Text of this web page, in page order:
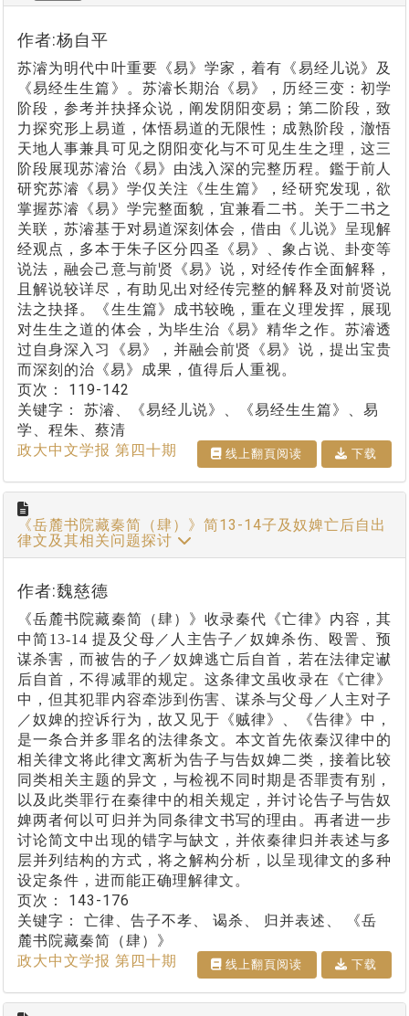
作者:杨自平
苏濬为明代中叶重要《易》学家，着有《易经儿说》及
《易经生生篇》。苏濬长期治《易》，历经三变：初学
阶段，参考并抉择众说，阐发阴阳变易；第二阶段，致
力探究形上易道，体悟易道的无限性；成熟阶段，澈悟
天地人事兼具可见之阴阳变化与不可见生生之理，这三
阶段展现苏濬治《易》由浅入深的完整历程。鑑于前人
研究苏濬《易》学仅关注《生生篇》，经研究发现，欲
掌握苏濬《易》学完整面貌，宜兼看二书。关于二书之
关联，苏濬基于对易道深刻体会，借由《儿说》呈现解
经观点，多本于朱子区分四圣《易》、象占说、卦变等
说法，融会己意与前贤《易》说，对经传作全面解释，
且解说较详尽，有助见出对经传完整的解释及对前贤说
法之抉择。《生生篇》成书较晚，重在义理发挥，展现
对生生之道的体会，为毕生治《易》精华之作。苏濬透
过自身深入习《易》，并融会前贤《易》说，提出宝贵
而深刻的治《易》成果，值得后人重视。
页次： 119-142
关键字： 苏濬、《易经儿说》、《易经生生篇》、易
学、程朱、蔡清
政大中文学报 第四十期
线上翻⾴阅读 下载
《岳麓书院藏秦简（肆）》简13-14子及奴婢亡后自出
律文及其相关问题探讨
作者:魏慈德
《岳麓书院藏秦简（肆）》收录秦代《亡律》内容，其
中简 13-14 提及父母／人主告子／奴婢杀伤、殴詈、预
谋杀害，而被告的子／奴婢逃亡后自首，若在法律定谳
后自首，不得减罪的规定。这条律文虽收录在《亡律》
中，但其犯罪内容牵涉到伤害、谋杀与父母／人主对子
／奴婢的控诉行为，故又见于《贼律》、《告律》中，
是一条合并多罪名的法律条文。本文首先依秦汉律中的
相关律文将此律文离析为告子与告奴婢二类，接着比较
同类相关主题的异文，与检视不同时期是否罪责有别，
以及此类罪行在秦律中的相关规定，并讨论告子与告奴
婢两者何以可归并为同条律文书写的理由。再者进一步
讨论简文中出现的错字与缺文，并依秦律归并表述与多
层并列结构的方式，将之解构分析，以呈现律文的多种
设定条件，进而能正确理解律文。
页次： 143-176
关键字： 亡律、告子不孝、 谒杀、 归并表述、 《岳
麓书院藏秦简（肆）》
政大中文学报 第四十期
线上翻⾴阅读 下载